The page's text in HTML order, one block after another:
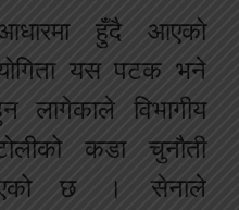
हुँदै आएको
यस पटक भने
लागेकाले विभागीय
कडा चुनौती
छ । सेनाले